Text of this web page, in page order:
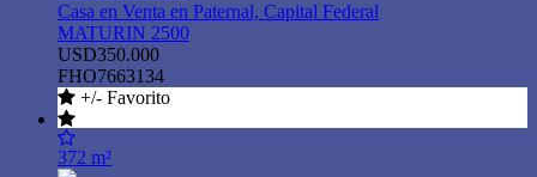
Casa en Venta en Paternal, Capital Federal
MATURIN 2500
USD350.000
FHO7663134
+/- Favorito
372 m²